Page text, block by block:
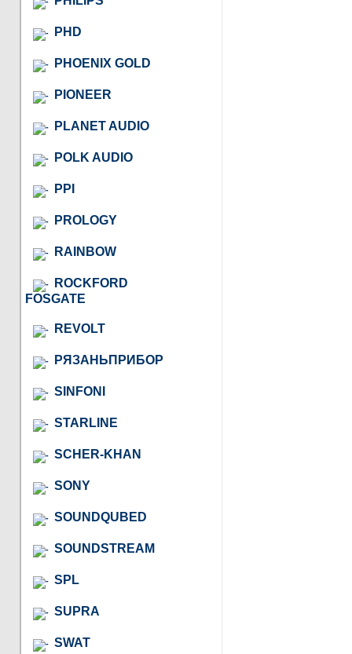
PHD
PHOENIX GOLD
PIONEER
PLANET AUDIO
POLK AUDIO
PPI
PROLOGY
RAINBOW
ROCKFORD
FOSGATE
REVOLT
РЯЗАНЬПРИБОР
SINFONI
STARLINE
SCHER-KHAN
SONY
SOUNDQUBED
SOUNDSTREAM
SPL
SUPRA
SWAT